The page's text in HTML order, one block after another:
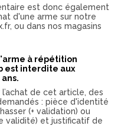
est donc également
d'une arme sur notre
ou dans nos magasins
à répétition
est interdite aux
de cet article, des
: pièce d'identité
(+ validation) ou
validité) et justificatif de